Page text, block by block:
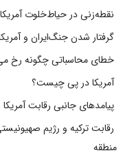
نقطه‌زنی در حیاط‌خلوت آمریکا
گرفتار شدن جنگ‌ایران و
خطای محاسباتی چگونه رخ
آمریکا در پی چیست؟
پیامدهای جانبی رقابت
رقابت ترکیه و رژیم
منطقه